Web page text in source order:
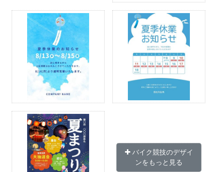
バイク競技のデザイ
ンをもっと見る